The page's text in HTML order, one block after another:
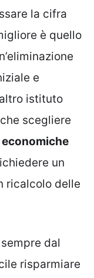
la cifra
è quello
e
istituto
scegliere
un
ricalcolo delle
dal
risparmiare